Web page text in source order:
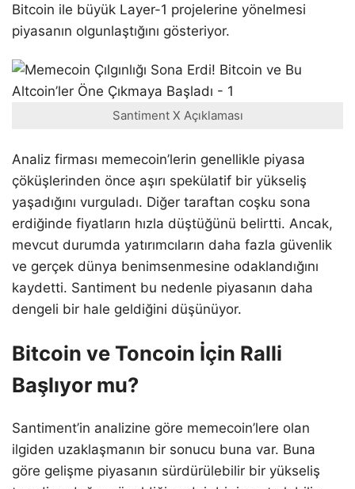
Bitcoin ile büyük Layer-1 projelerine yönelmesi
piyasanın olgunlaştığını gösteriyor.
Santiment X Açıklaması
Analiz firması memecoin’lerin genellikle piyasa
çöküşlerinden önce aşırı spekülatif bir yükseliş
yaşadığını vurguladı. Diğer taraftan coşku sona
erdiğinde fiyatların hızla düştüğünü belirtti. Ancak,
mevcut durumda yatırımcıların daha fazla güvenlik
ve gerçek dünya benimsenmesine odaklandığını
kaydetti. Santiment bu nedenle piyasanın daha
dengeli bir hale geldiğini düşünüyor.
Bitcoin ve Toncoin İçin Ralli
Başlıyor mu?
Santiment’in analizine göre memecoin’lere olan
ilgiden uzaklaşmanın bir sonucu buna var. Buna
göre gelişme piyasanın sürdürülebilir bir yükseliş